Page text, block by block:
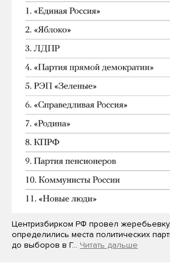
Центризбирком РФ провел
определились места политических
до выборов в Г… Читать дальше